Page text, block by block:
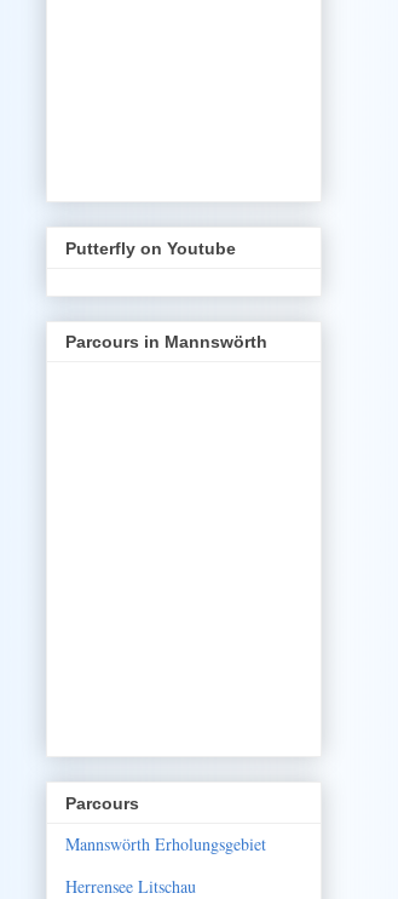
Putterfly on Youtube
Parcours in Mannswörth
Parcours
Mannswörth Erholungsgebiet
Herrensee Litschau